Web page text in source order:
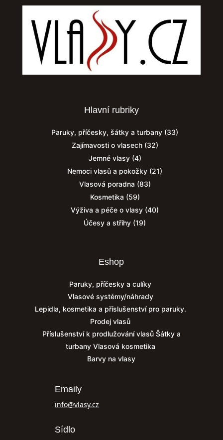
Hlavní rubriky
Paruky, příčesky, šátky a turbany (33)
Zajímavosti o vlasech(32)
Jemné vlasy(4)
Nemoci vlasů a pokožky (21)
Vlasová poradna (83)
Kosmetika (59)
Výživa a péče o vlasy (40)
Účesy a střihy (19)
Eshop
Paruky, příčesky a culíky
Vlasové systémy/náhrady
Lepidla, kosmetika a příslušenství pro paruky.
Prodej vlasů
Příslušenství k prodlužování vlasů Šátky a
turbany Vlasová kosmetika
Barvy na vlasy
Emaily
info@vlasy.cz
Sídlo